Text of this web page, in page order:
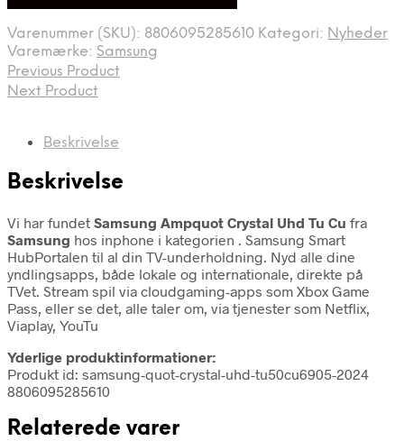
Varenummer (SKU): 8806095285610 Kategori: Nyheder
Varemærke: Samsung
Previous Product
Next Product
Beskrivelse
Beskrivelse
Vi har fundet Samsung Ampquot Crystal Uhd Tu Cu fra
Samsung hos inphone i kategorien . Samsung Smart
HubPortalen til al din TV-underholdning. Nyd alle dine
yndlingsapps, både lokale og internationale, direkte på
TVet. Stream spil via cloudgaming-apps som Xbox Game
Pass, eller se det, alle taler om, via tjenester som Netflix,
Viaplay, YouTu
Yderlige produktinformationer:
Produkt id: samsung-quot-crystal-uhd-tu50cu6905-2024
8806095285610
Relaterede varer